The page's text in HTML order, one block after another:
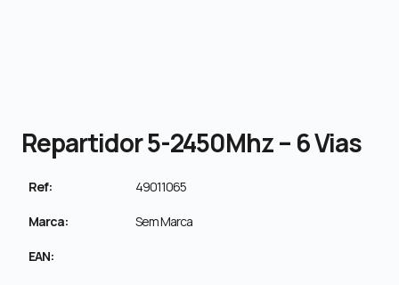
Repartidor 5-2450Mhz – 6 Vias
Ref: 49011065
Marca: Sem Marca
EAN: